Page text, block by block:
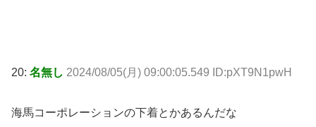
20: 名無し 2024/08/05(月) 09:00:05.549 ID:pXT9N1pwH
海馬コーポレーションの下着とかあるんだな